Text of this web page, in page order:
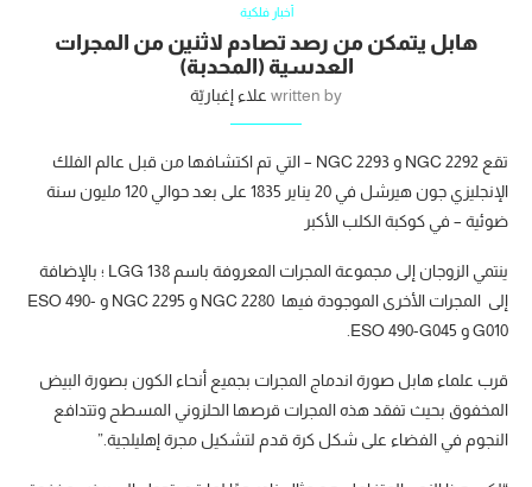
أخبار فلكية
هابل يتمكن من رصد تصادم لاثنين من المجرات
العدسية (المحدبة)
written by علاء إغباريّة
تقع NGC 2292 و NGC 2293 – التي تم اكتشافها من قبل عالم الفلك
الإنجليزي جون هيرشل في 20 يناير 1835 على بعد حوالي 120 مليون سنة
ضوئية – في كوكبة الكلب الأكبر
ينتمي الزوجان إلى مجموعة المجرات المعروفة باسم LGG 138 ؛ بالإضافة
إلى المجرات الأخرى الموجودة فيها NGC 2280 و NGC 2295 و ESO 490-
G010 و ESO 490-G045.
قرب علماء هابل صورة اندماج المجرات بجميع أنحاء الكون بصورة البيض
المخفوق بحيث تفقد هذه المجرات قرصها الحلزوني المسطح وتتدافع
النجوم في الفضاء على شكل كرة قدم لتشكيل مجرة ​​إهليلجية.”